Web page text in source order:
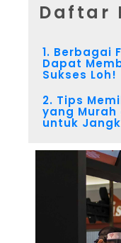
Daftar
1. Berbagai
Dapat
Sukses Loh!
2. Tips
yang
untuk